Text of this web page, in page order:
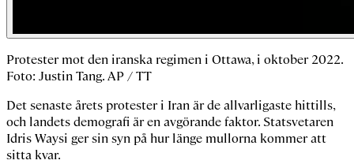
Protester mot den iranska regimen i Ottawa, i oktober 2022.
Foto: Justin Tang. AP / TT
Det senaste årets protester i Iran är de allvarligaste hittills,
och landets demografi är en avgörande faktor. Statsvetaren
Idris Waysi ger sin syn på hur länge mullorna kommer att
sitta kvar.